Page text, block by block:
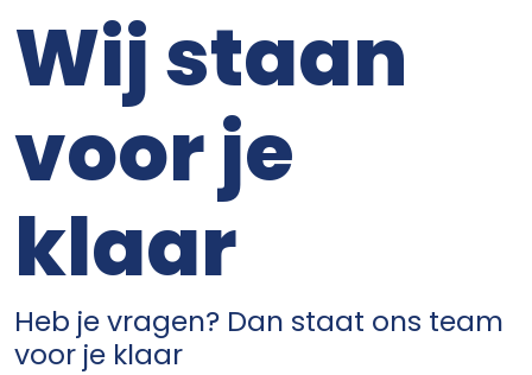
Wij staan
voor je
klaar
Heb je vragen? Dan staat ons team
voor je klaar